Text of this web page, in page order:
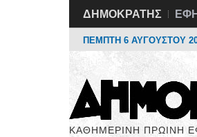
ΔΗΜΟΚΡΑΤΗΣ
ΠΕΜΠΤΗ 6 ΑΥΓΟΥΣΤΟΥ
ΚΑΘΗΜΕΡΙΝΗ ΠΡΩΙΝΗ